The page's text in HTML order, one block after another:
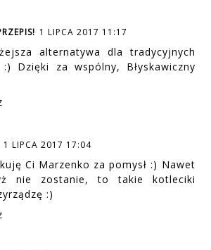
1 LIPCA 2017 11:17
alternatywa dla tradycyjnych
:) Dzięki za wspólny, Błyskawiczny
1 LIPCA 2017 17:04
Ci Marzenko za pomysł :) Nawet
nie zostanie, to takie kotleciki
:)